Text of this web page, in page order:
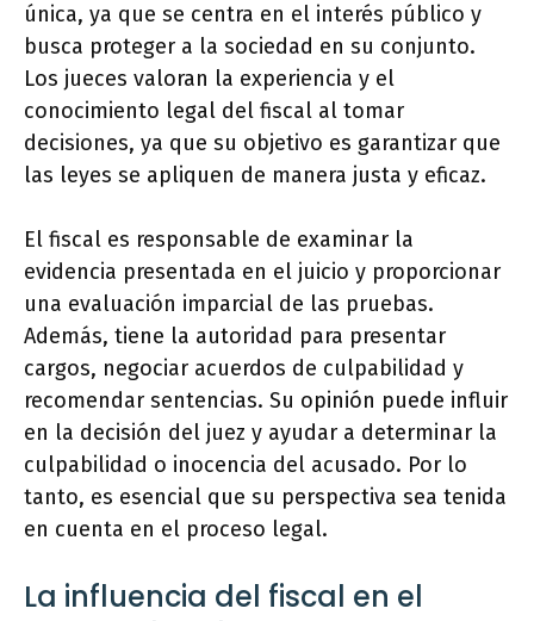
única, ya que se centra en el interés público y
busca proteger a la sociedad en su conjunto.
Los jueces valoran la experiencia y el
conocimiento legal del fiscal al tomar
decisiones, ya que su objetivo es garantizar que
las leyes se apliquen de manera justa y eficaz.
El fiscal es responsable de examinar la
evidencia presentada en el juicio y proporcionar
una evaluación imparcial de las pruebas.
Además, tiene la autoridad para presentar
cargos, negociar acuerdos de culpabilidad y
recomendar sentencias. Su opinión puede influir
en la decisión del juez y ayudar a determinar la
culpabilidad o inocencia del acusado. Por lo
tanto, es esencial que su perspectiva sea tenida
en cuenta en el proceso legal.
La influencia del fiscal en el